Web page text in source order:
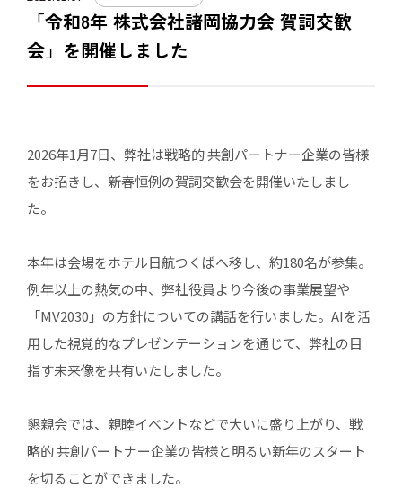
「令和8年 株式会社諸岡協力会 賀詞交歓
会」を開催しました
2026年1月7日、弊社は戦略的 共創パートナー企業の皆様
をお招きし、新春恒例の賀詞交歓会を開催いたしまし
た。
本年は会場をホテル日航つくばへ移し、約180名が参集。
例年以上の熱気の中、弊社役員より今後の事業展望や
「MV2030」の方針についての講話を行いました。AIを活
用した視覚的なプレゼンテーションを通じて、弊社の目
指す未来像を共有いたしました。
懇親会では、親睦イベントなどで大いに盛り上がり、戦
略的 共創パートナー企業の皆様と明るい新年のスタート
を切ることができました。